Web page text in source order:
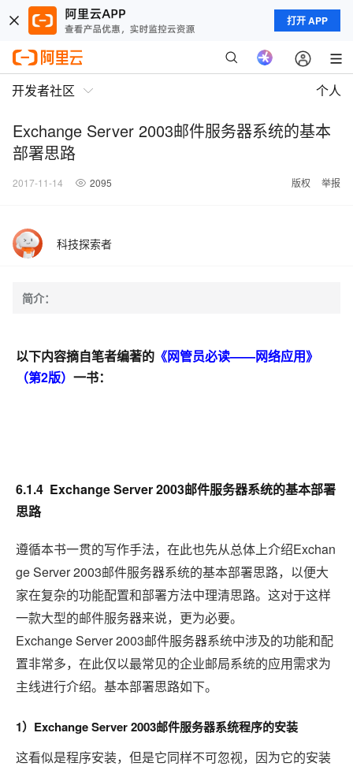
打开 APP
开发者社区 个人
Exchange Server 2003邮件服务器系统的基本
部署思路
2017-11-14 2095 版权 举报
科技探索者
简介：
以下内容摘自笔者编著的 《网管员必读——网络应用》
（第2版） 一书：
6.1.4 Exchange Server 2003邮件服务器系统的基本部署
思路
遵循本书一贯的写作手法，在此也先从总体上介绍Exchan
ge Server 2003邮件服务器系统的基本部署思路，以便大
家在复杂的功能配置和部署方法中理清思路。这对于这样
一款大型的邮件服务器来说，更为必要。
Exchange Server 2003邮件服务器系统中涉及的功能和配
置非常多，在此仅以最常见的企业邮局系统的应用需求为
主线进行介绍。基本部署思路如下。
1 ） Exchange Server 2003邮件服务器系统程序的安装
这看似是程序安装，但是它同样不可忽视，因为它的安装